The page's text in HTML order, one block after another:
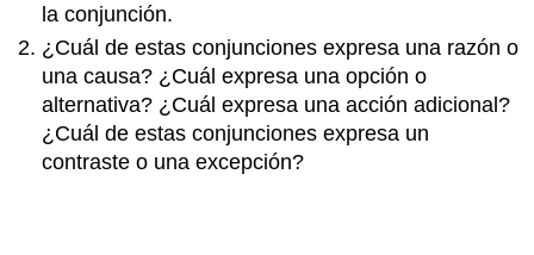
la conjunción.
¿Cuál de estas conjunciones expresa una razón o
una causa? ¿Cuál expresa una opción o
alternativa? ¿Cuál expresa una acción adicional?
¿Cuál de estas conjunciones expresa un
contraste o una excepción?